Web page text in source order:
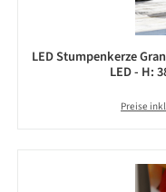
LED Stumpenkerze
LED - H:
Preise